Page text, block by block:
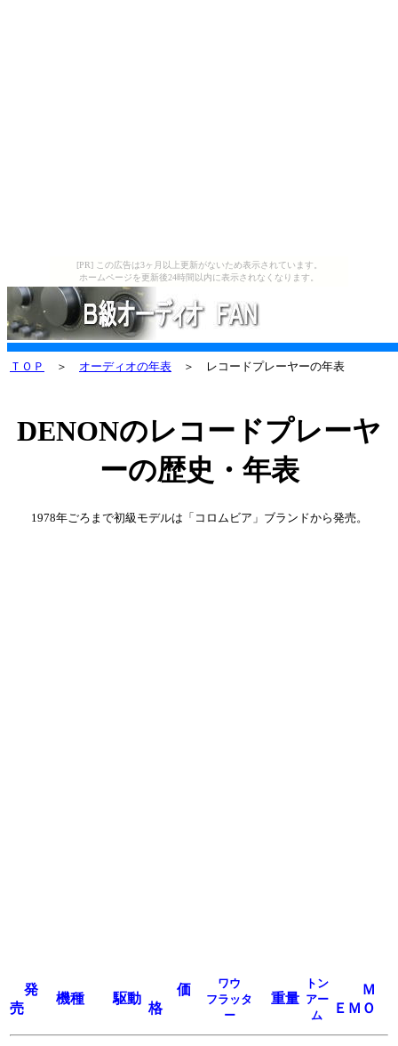
[PR] この広告は3ヶ月以上更新がないため表示されています。
ホームページを更新後24時間以内に表示されなくなります。
ＴＯＰ ＞ オーディオの年表 ＞ レコードプレーヤーの年表
DENONのレコードプレーヤ
ーの歴史・年表
1978年ごろまで初級モデルは「コロムビア」ブランドから発売。
発
売
機種 駆動
価
格
ワウ
フラッタ
ー
重量
トン
アー
ム
Ｍ
ＥＭＯ